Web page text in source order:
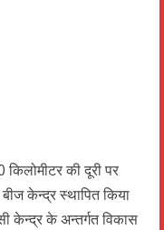
की दूरी पर
केन्द्र स्थापित किया
केन्द्र के अन्तर्गत विकास